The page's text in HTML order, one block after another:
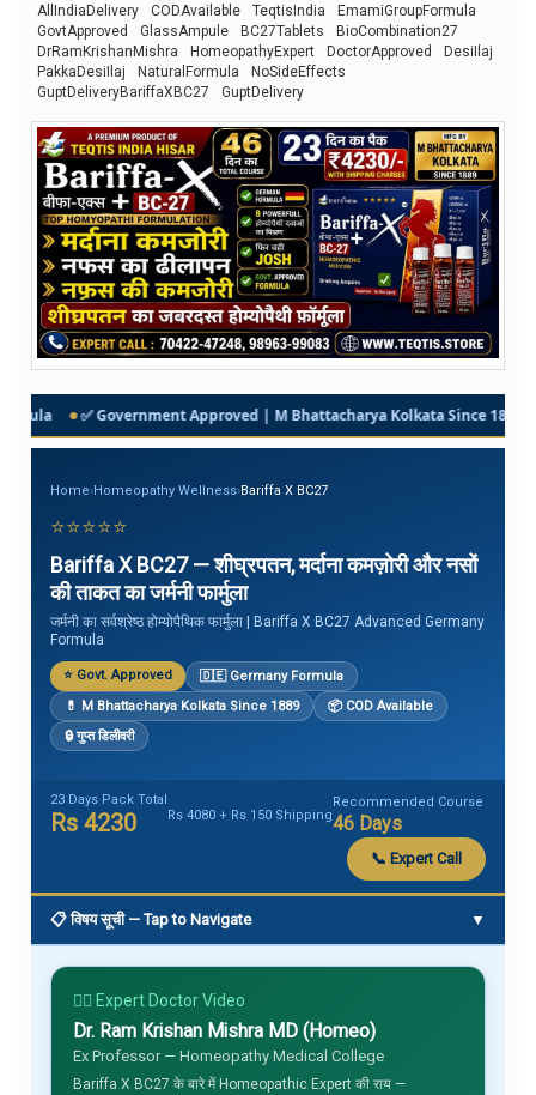
AllIndiaDelivery
CODAvailable TeqtisIndia
EmamiGroupFormula
GovtApproved
GlassAmpule BC27Tablets
BioCombination27
DrRamKrishanMishra
HomeopathyExpert DoctorApproved
DesiIlaj
PakkaDesiIlaj
NaturalFormula
NoSideEffects
GuptDeliveryBariffaXBC27
GuptDelivery
✅ Government Approved | M Bhattacharya Kolkata Since 1889
Home›Homeopathy Wellness›Bariffa X BC27
⭐⭐⭐⭐⭐
Bariffa X BC27 — शीघ्रपतन, मर्दाना कमज़ोरी और नसों
की ताकत का जर्मनी फार्मुला
जर्मनी का सर्वश्रेष्ठ होम्योपैथिक फार्मुला | Bariffa X BC27 Advanced Germany
Formula
⭐ Govt. Approved
🇩🇪 Germany Formula
💊 M Bhattacharya Kolkata Since 1889
📦 COD Available
🔒 गुप्त डिलीवरी
23 Days Pack Total
Rs 4230 Rs 4080 + Rs 150 Shipping
Recommended Course
46 Days
📞 Expert Call
📋 विषय सूची — Tap to Navigate ▼
👨‍⚕️ Expert Doctor Video
Dr. Ram Krishan Mishra MD (Homeo)
Ex Professor — Homeopathy Medical College
Bariffa X BC27 के बारे में Homeopathic Expert की राय —